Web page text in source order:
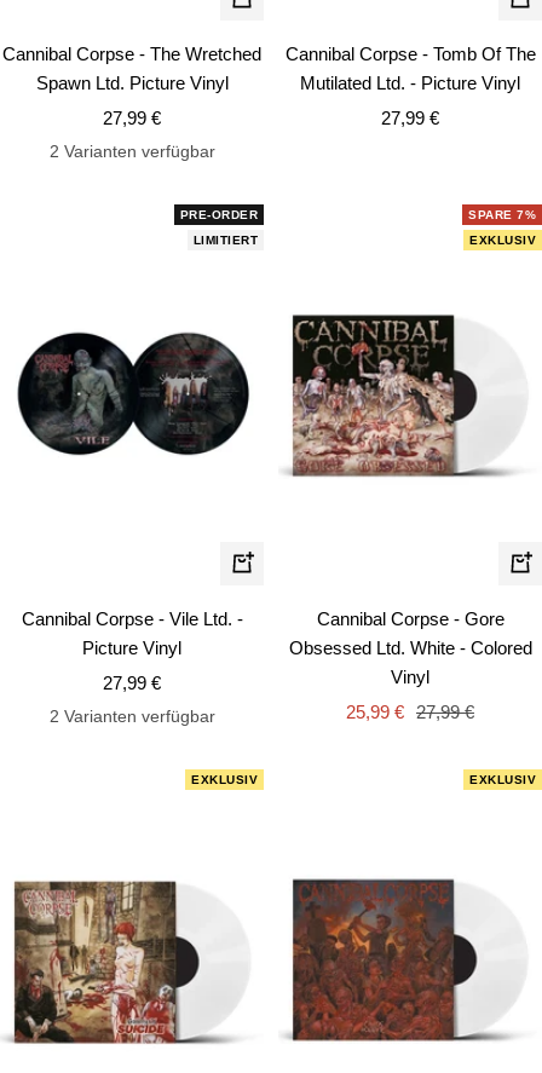
In
den
Warenkorb
Cannibal Corpse - The Wretched
Spawn Ltd. Picture Vinyl
Angebotspreis
27,99 €
2 Varianten verfügbar
In
Cannibal Corpse - Tomb Of The
Mutilated Ltd. - Picture Vinyl
Angebotspreis
27,99 €
PRE-ORDER
LIMITIERT
In
Warenkorb
Cannibal Corpse - Vile Ltd. -
Picture Vinyl
Angebotspreis
27,99 €
2 Varianten verfügbar
SPARE 7%
EXKLUSIV
In
Cannibal Corpse - Gore
Obsessed Ltd. White - Colored
Vinyl
Angebotspreis
25,99 € Regulärer
27,99 €
EXKLUSIV EXKLUSIV